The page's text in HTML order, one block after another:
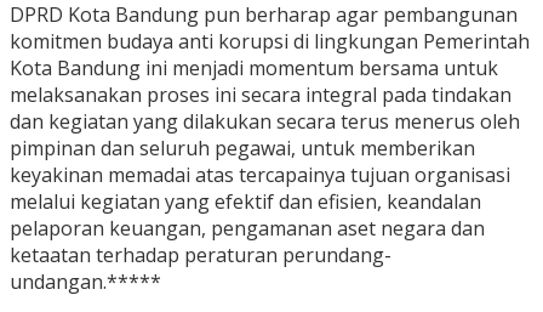
DPRD Kota Bandung pun berharap agar pembangunan
komitmen budaya anti korupsi di lingkungan Pemerintah
Kota Bandung ini menjadi momentum bersama untuk
melaksanakan proses ini secara integral pada tindakan
dan kegiatan yang dilakukan secara terus menerus oleh
pimpinan dan seluruh pegawai, untuk memberikan
keyakinan memadai atas tercapainya tujuan organisasi
melalui kegiatan yang efektif dan efisien, keandalan
pelaporan keuangan, pengamanan aset negara dan
ketaatan terhadap peraturan perundang-
undangan.*****